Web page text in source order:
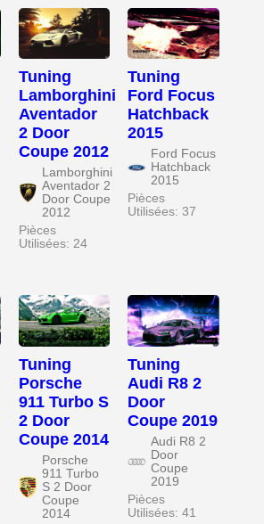
Tuning
Lamborghini
Aventador
2 Door
Coupe 2012
Lamborghini
Aventador 2
Door Coupe
2012
Pièces
Utilisées: 24
Tuning
Ford Focus
Hatchback
2015
Ford Focus
Hatchback
2015
Pièces
Utilisées: 37
Tuning
Porsche
911 Turbo S
2 Door
Coupe 2014
Porsche
911 Turbo
S 2 Door
Coupe
2014
Tuning
Audi R8 2
Door
Coupe 2019
Audi R8 2
Door
Coupe
2019
Pièces
Utilisées: 41